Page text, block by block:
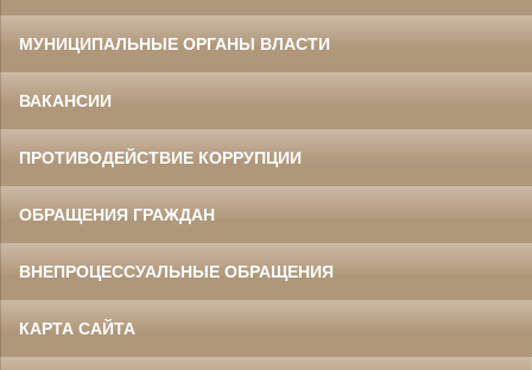
МУНИЦИПАЛЬНЫЕ ОРГАНЫ ВЛАСТИ
ВАКАНСИИ
ПРОТИВОДЕЙСТВИЕ КОРРУПЦИИ
ОБРАЩЕНИЯ ГРАЖДАН
ВНЕПРОЦЕССУАЛЬНЫЕ ОБРАЩЕНИЯ
КАРТА САЙТА